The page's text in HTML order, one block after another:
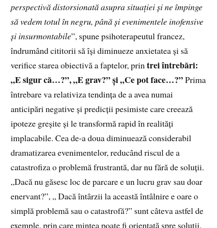
perspectivă distorsionată asupra situației și ne împinge
să vedem totul în negru, până și evenimentele inofensive
și insurmontabile”, spune psihoterapeutul francez,
îndrumând cititorii să își diminueze anxietatea și să
verifice starea obiectivă a faptelor, printrei întrebări:
„E sigur că…?”, „E grav?” și „Ce pot face…?”Prima
întrebare va relativiza tendința de a avea numai
anticipări negative și predicții pesimiste care creează
ipoteze greșite și le transformă rapid în realități
implacabile. Cea de-a doua diminuează considerabil
dramatizarea evenimentelor, reducând riscul de a
catastrofiza o problemă frustrantă, dar nu fără de soluții.
„Dacă nu găsesc loc de parcare e un lucru grav sau doar
enervant?”, „ Dacă întârzii la această întâlnire e oare o
simplă problemă sau o catastrofă?” sunt câteva astfel de
exemple, prin care mintea poate fi orientată spre soluții.